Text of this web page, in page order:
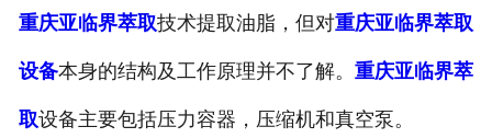
技术资料
重庆亚临界萃取技术提取油脂，但对重庆亚临界萃取
设备本身的结构及工作原理并不了解。 重庆亚临界萃
取设备主要包括压力容器，压缩机和真空泵。